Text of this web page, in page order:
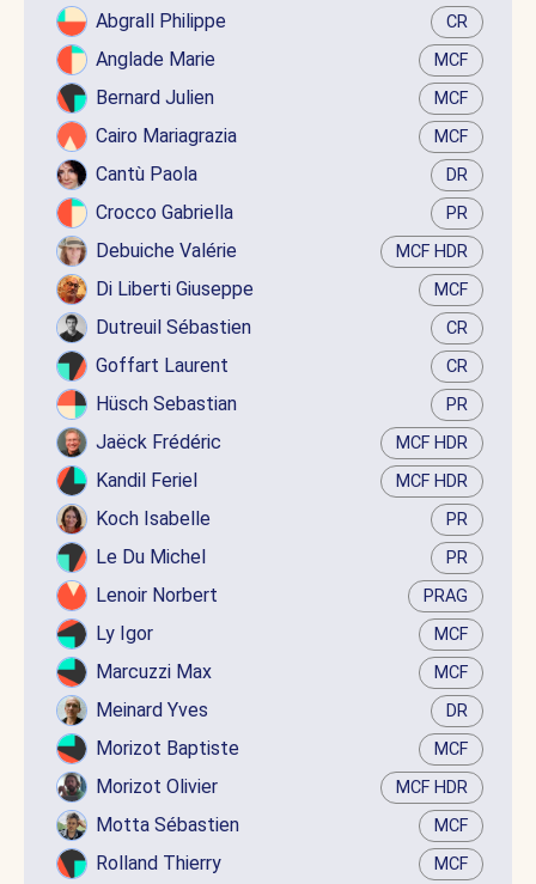
Abgrall Philippe CR
Anglade Marie MCF
Bernard Julien MCF
Cairo Mariagrazia MCF
Cantù Paola DR
Crocco Gabriella PR
Debuiche Valérie MCF HDR
Di Liberti Giuseppe MCF
Dutreuil Sébastien CR
Goffart Laurent CR
Hüsch Sebastian PR
Jaëck Frédéric MCF HDR
Kandil Feriel MCF HDR
Koch Isabelle PR
Le Du Michel PR
Lenoir Norbert PRAG
Ly Igor MCF
Marcuzzi Max MCF
Meinard Yves DR
Morizot Baptiste MCF
Morizot Olivier MCF HDR
Motta Sébastien MCF
Rolland Thierry MCF